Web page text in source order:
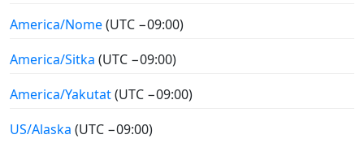
America/Nome(UTC −09:00)
America/Sitka (UTC −09:00)
America/Yakutat(UTC −09:00)
US/Alaska (UTC −09:00)